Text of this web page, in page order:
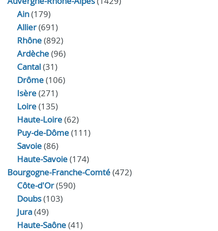
Ain(179)
Allier(691)
Rhône(892)
Ardèche(96)
Cantal(31)
Drôme(106)
Isère(271)
Loire(135)
Haute-Loire(62)
Puy-de-Dôme(111)
Savoie(86)
Haute-Savoie(174)
Bourgogne-Franche-Comté(472)
Côte-d'Or(590)
Doubs(103)
Jura(49)
Haute‑Saône(41)